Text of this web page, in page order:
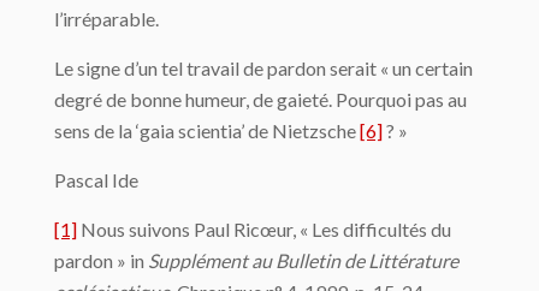
l’irréparable.
Le signe d’un tel travail de pardon serait « un certain
degré de bonne humeur, de gaieté. Pourquoi pas au
sens de la ‘gaia scientia’ de Nietzsche[6]? »
Pascal Ide
[1] Nous suivons Paul Ricœur, « Les difficultés du
pardon » in Supplément au Bulletin de Littérature